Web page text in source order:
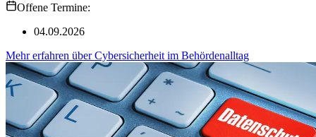
Offene Termine:
04.09.2026
Mehr erfahren überCybersicherheit im Behördenalltag